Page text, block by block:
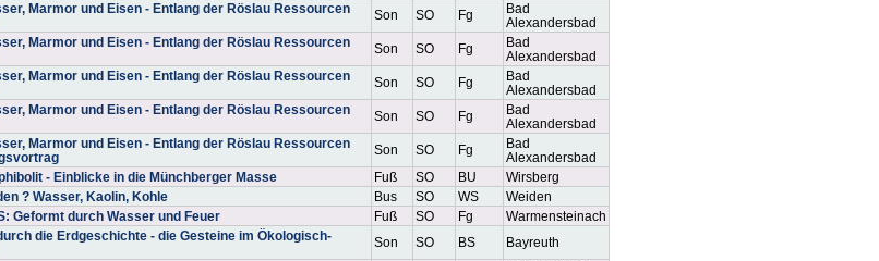
Marmor und Eisen - Entlang der Röslau Ressourcen
Son SO Fg
Bad
Alexandersbad
Marmor und Eisen - Entlang der Röslau Ressourcen
Son SO Fg
Bad
Alexandersbad
Marmor und Eisen - Entlang der Röslau Ressourcen
Son SO Fg
Bad
Alexandersbad
Marmor und Eisen - Entlang der Röslau Ressourcen
Son SO Fg
Bad
Alexandersbad
Marmor und Eisen - Entlang der Röslau Ressourcen
Son SO Fg
Bad
Alexandersbad
- Einblicke in die Münchberger Masse Fuß SO BU
Wirsberg
? Wasser, Kaolin, Kohle Bus SO WS
Weiden
Geformt durch Wasser und Feuer Fuß SO Fg
Warmensteinach
die Erdgeschichte - die Gesteine im Ökologisch-
Son SO BS Bayreuth